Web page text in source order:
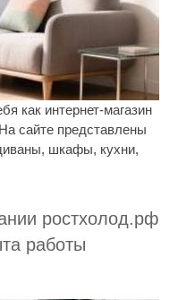
как интернет-магазин
сайте представлены
шкафы, кухни,
ростхолод.рф
работы